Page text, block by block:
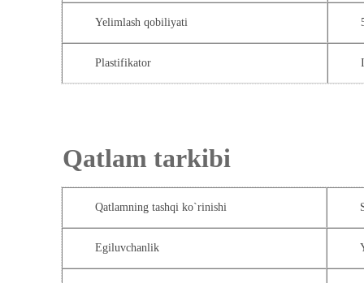
Yelimlash qobiliyati
Plastifikator
Qatlam tarkibi
Qatlamning tashqi ko`rinishi
Egiluvchanlik